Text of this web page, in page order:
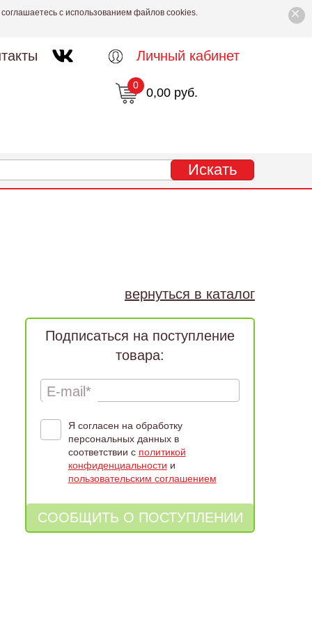
×
с использованием файлов cookies.
Личный кабинет
0,00 руб.
0
вернуться в каталог
Подписаться на поступление
товара:
E-mail*
Я согласен на обработку
персональных данных в
соответствии с политикой
конфиденциальности и
пользовательским соглашением